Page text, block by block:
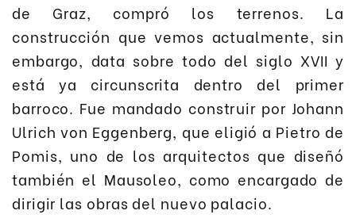
de Graz, compró los terrenos. La
construcción que vemos actualmente, sin
embargo, data sobre todo del siglo XVII y
está ya circunscrita dentro del primer
barroco. Fue mandado construir por Johann
Ulrich von Eggenberg, que eligió a Pietro de
Pomis, uno de los arquitectos que diseñó
también el Mausoleo, como encargado de
dirigir las obras del nuevo palacio.